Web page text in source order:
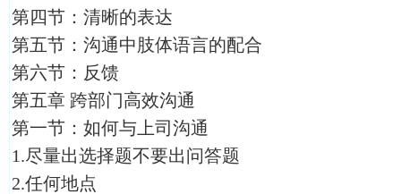
第四节：清晰的表达
第五节：沟通中肢体语言的配合
第六节：反馈
第五章 跨部门高效沟通
第一节：如何与上司沟通
1.尽量出选择题不要出问答题
2.任何地点